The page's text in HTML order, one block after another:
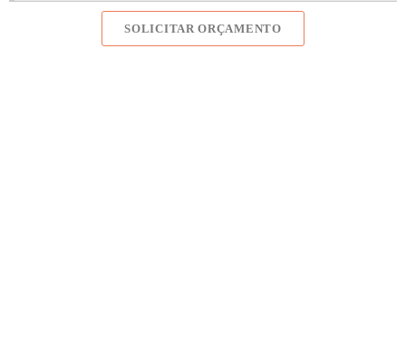
SOLICITAR ORÇAMENTO